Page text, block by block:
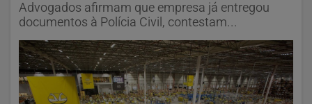
Advogados afirmam que empresa já entregou
documentos à Polícia Civil, contestam...